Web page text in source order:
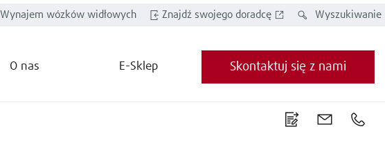
O nas E-Sklep
Wyszukiwanie
Znajdź swojego doradcę
Wynajem wózków widłowych
Skontaktuj się z nami